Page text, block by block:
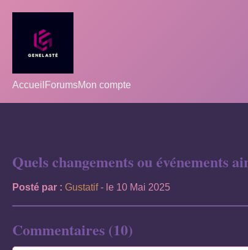
Accueil ForumsMon compte
Quels changements ou événements
Posté par : Gustatif- le 10 Mai 2025
Commentaires (10)